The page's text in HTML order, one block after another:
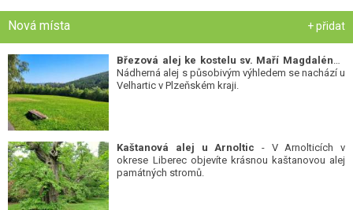
Nová místa + přidat
Březová alej ke kostelu sv. Maří Magdalény-
Nádherná alej s působivým výhledem se nachází u
Velhartic v Plzeňském kraji.
Kaštanová alej u Arnoltic - V Arnolticích v
okrese Liberec objevíte krásnou kaštanovou alej
památných stromů.